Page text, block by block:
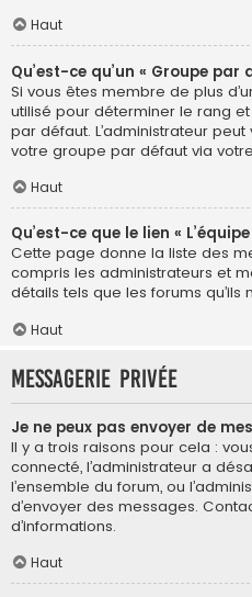
Haut
Qu’est-ce qu’un « Groupe par
Si vous êtes membre de plus
utilisé pour déterminer le rang
par défaut. L’administrateur
votre groupe par défaut via
Haut
Qu’est-ce que le lien «
Cette page donne la liste des
compris les administrateurs et
détails tels que les forums qu’ils
Haut
Messagerie privée
Je ne peux pas envoyer de
Il y a trois raisons pour cela :
connecté, l’administrateur a
l’ensemble du forum, ou
d’envoyer des messages.
d’informations.
Haut